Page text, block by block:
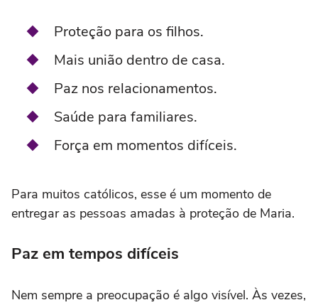
Proteção para os filhos.
Mais união dentro de casa.
Paz nos relacionamentos.
Saúde para familiares.
Força em momentos difíceis.
Para muitos católicos, esse é um momento de
entregar as pessoas amadas à proteção de Maria.
Paz em tempos difíceis
Nem sempre a preocupação é algo visível. Às vezes,